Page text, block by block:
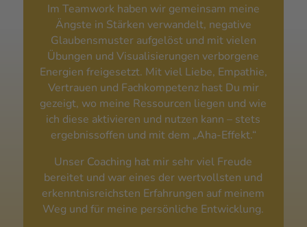
Im Teamwork haben wir gemeinsam meine
Ängste in Stärken verwandelt, negative
Glaubensmuster aufgelöst und mit vielen
Übungen und Visualisierungen verborgene
Energien freigesetzt. Mit viel Liebe, Empathie,
Vertrauen und Fachkompetenz hast Du mir
gezeigt, wo meine Ressourcen liegen und wie
ich diese aktivieren und nutzen kann – stets
ergebnissoffen und mit dem „Aha-Effekt.“
Unser Coaching hat mir sehr viel Freude
bereitet und war eines der wertvollsten und
erkenntnisreichsten Erfahrungen auf meinem
Weg und für meine persönliche Entwicklung.